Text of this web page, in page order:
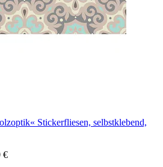
Stickerfliesen, selbstklebend,
€